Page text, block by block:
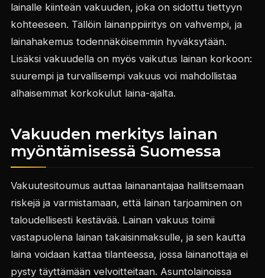
lainalle kiinteän vakuuden, joka on sidottu tiettyyn
kohteeseen. Tällöin lainanppiiritys on vahvempi, ja
lainahakemus todennäköisemmin hyväksytään.
Lisäksi vakuudella on myös vaikutus lainan korkoon:
suurempi ja turvallisempi vakuus voi mahdollistaa
alhaisemmat korkokulut laina-ajalta.
Vakuuden merkitys lainan
myöntämisessä Suomessa
Vakuutesitoumus auttaa lainanantajaa hallitsemaan
riskejä ja varmistamaan, että lainan tarjoaminen on
taloudellisesti kestävää. Lainan vakuus toimii
vastapuolena lainan takaisinmaksulle, ja sen kautta
laina voidaan kattaa tilanteessa, jossa lainanottaja ei
pysty täyttämään velvoitteitaan. Asuntolainoissa